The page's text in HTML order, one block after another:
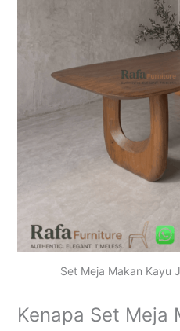
Set Meja Makan Kayu
Kenapa Set Meja